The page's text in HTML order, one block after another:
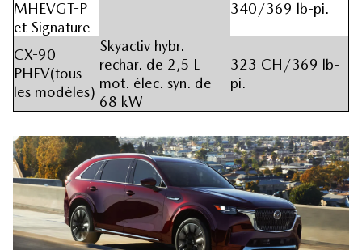
MHEVGT-P
et Signature
340/369 lb-pi.
CX-90
PHEV(tous
les modèles)
Skyactiv hybr.
rechar. de 2,5 L+
mot. élec. syn. de
68 kW
323 CH/369 lb-
pi.